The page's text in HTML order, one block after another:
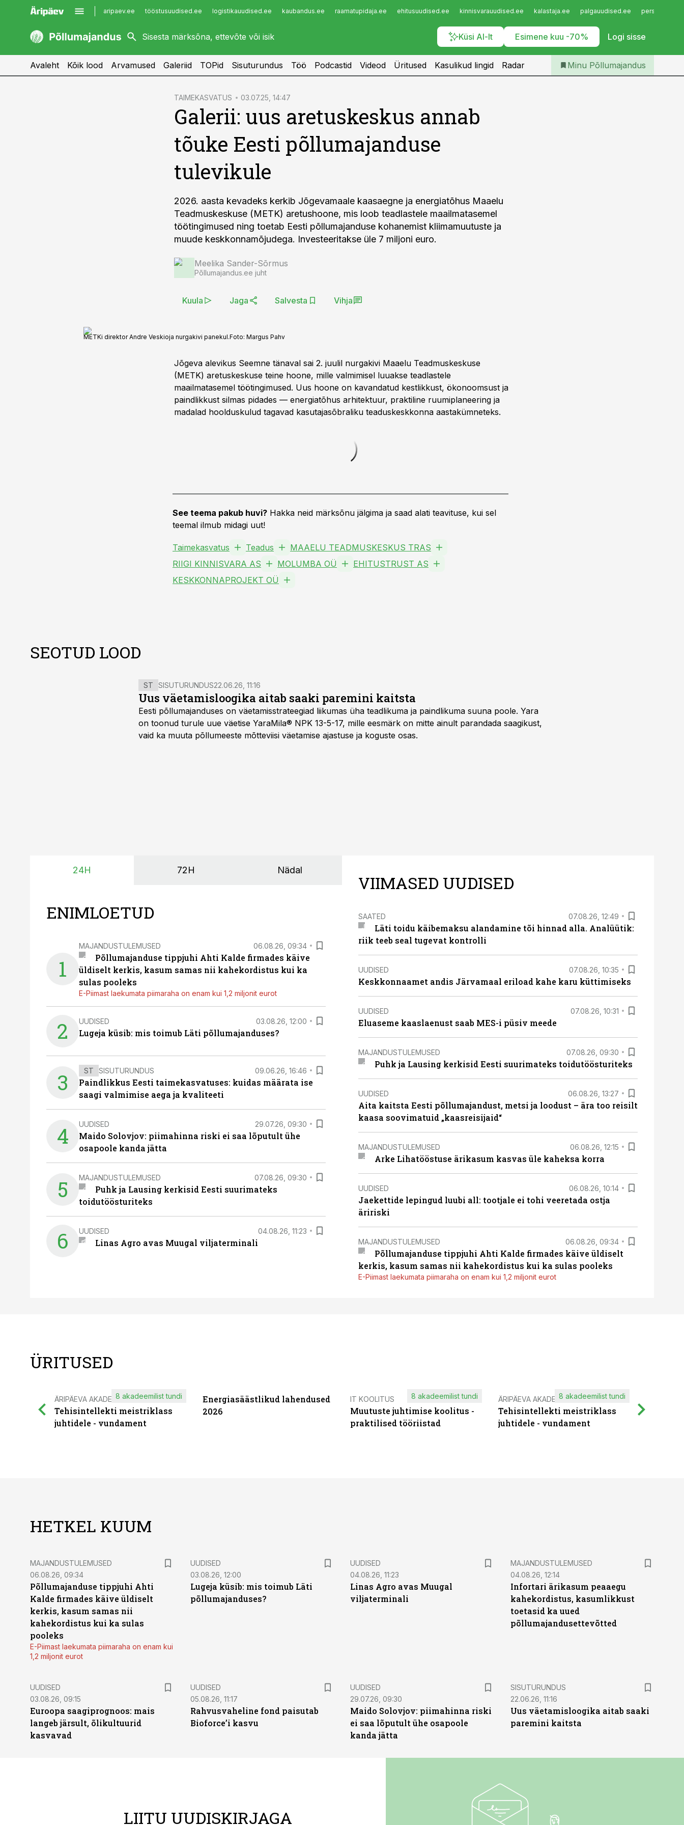
aripaev.ee tööstusuudised.ee logistikauudised.ee kaubandus.ee raamatupidaja.ee ehitusuudised.ee kinnisvarauudised.ee kalastaja.ee palgauudised.ee
Küsi AI-lt Esimene kuu -70% Logi sisse
kaubandus.ee
kinnisvarauudised.ee
imelineajalugu.ee
Infopank
Iseteenindus
Telli Põllumajandus
Avaleht Kõik lood Arvamused Galeriid TOPid Sisuturundus Töö Podcastid Videod Üritused Kasulikud lingid Radar Minu Põllumajandus
TAIMEKASVATUS 03.07.25, 14:47
Galerii: uus aretuskeskus annab
tõuke Eesti põllumajanduse
tulevikule
2026. aasta kevadeks kerkib Jõgevamaale kaasaegne ja energiatõhus Maaelu
Teadmuskeskuse (METK) aretushoone, mis loob teadlastele maailmatasemel
töötingimused ning toetab Eesti põllumajanduse kohanemist kliimamuutuste ja
muude keskkonnamõjudega. Investeeritakse üle 7 miljoni euro.
Meelika Sander-Sõrmus
Põllumajandus.ee juht
Kuula Jaga Salvesta Vihja
METKi direktor Andre Veskioja nurgakivi panekul.Foto: Margus Pahv
Jõgeva alevikus Seemne tänaval sai 2. juulil nurgakivi Maaelu Teadmuskeskuse
(METK) aretuskeskuse teine hoone, mille valmimisel luuakse teadlastele
maailmatasemel töötingimused. Uus hoone on kavandatud kestlikkust, ökonoomsust ja
paindlikkust silmas pidades — energiatõhus arhitektuur, praktiline ruumiplaneering ja
madalad hoolduskulud tagavad kasutajasõbraliku teaduskeskkonna aastakümneteks.
See teema pakub huvi? Hakka neid märksõnu jälgima ja saad alati teavituse, kui sel
teemal ilmub midagi uut!
Taimekasvatus Teadus
MAAELU TEADMUSKESKUS TRAS
RIIGI KINNISVARA AS
MOLUMBA OÜ
EHITUSTRUST AS
KESKKONNAPROJEKT OÜ
SEOTUD LOOD
ST SISUTURUNDUS22.06.26, 11:16
Uus väetamisloogika aitab saaki paremini kaitsta
Eesti põllumajanduses on väetamisstrateegiad liikumas üha teadlikuma ja paindlikuma suuna poole. Yara
on toonud turule uue väetise YaraMila® NPK 13-5-17, mille eesmärk on mitte ainult parandada saagikust,
vaid ka muuta põllumeeste mõtteviisi väetamise ajastuse ja koguste osas.
24H 72H Nädal
ENIMLOETUD
1
MAJANDUSTULEMUSED 06.08.26, 09:34
Põllumajanduse tippjuhi Ahti Kalde firmades käive
üldiselt kerkis, kasum samas nii kahekordistus kui ka
sulas pooleks
E-Piimast laekumata piimaraha on enam kui 1,2 miljonit eurot
2 UUDISED 03.08.26, 12:00
Lugeja küsib: mis toimub Läti põllumajanduses?
3 ST SISUTURUNDUS 09.06.26, 16:46
Paindlikkus Eesti taimekasvatuses: kuidas määrata ise
saagi valmimise aega ja kvaliteeti
4 UUDISED 29.07.26, 09:30
Maido Solovjov: piimahinna riski ei saa lõputult ühe
osapoole kanda jätta
5 MAJANDUSTULEMUSED 07.08.26, 09:30
Puhk ja Lausing kerkisid Eesti suurimateks
toidutöösturiteks
6 UUDISED 04.08.26, 11:23
Linas Agro avas Muugal viljaterminali
VIIMASED UUDISED
SAATED 07.08.26, 12:49
Läti toidu käibemaksu alandamine tõi hinnad alla. Analüütik:
riik teeb seal tugevat kontrolli
UUDISED 07.08.26, 10:35
Keskkonnaamet andis Järvamaal eriload kahe karu küttimiseks
UUDISED 07.08.26, 10:31
Eluaseme kaaslaenust saab MES-i püsiv meede
MAJANDUSTULEMUSED 07.08.26, 09:30
Puhk ja Lausing kerkisid Eesti suurimateks toidutöösturiteks
UUDISED 06.08.26, 13:27
Aita kaitsta Eesti põllumajandust, metsi ja loodust – ära too reisilt
kaasa soovimatuid „kaasreisijaid“
MAJANDUSTULEMUSED 06.08.26, 12:15
Arke Lihatööstuse ärikasum kasvas üle kaheksa korra
UUDISED 06.08.26, 10:14
Jaekettide lepingud luubi all: tootjale ei tohi veeretada ostja
äririski
MAJANDUSTULEMUSED 06.08.26, 09:34
Põllumajanduse tippjuhi Ahti Kalde firmades käive üldiselt
kerkis, kasum samas nii kahekordistus kui ka sulas pooleks
E-Piimast laekumata piimaraha on enam kui 1,2 miljonit eurot
ÜRITUSED
ÄRIPÄEVA AKADEEMIA
Tehisintellekti meistriklass
juhtidele - vundament
8 akadeemilist tundi
Energiasäästlikud lahendused
2026
IT KOOLITUS
Muutuste juhtimise koolitus -
praktilised tööriistad
8 akadeemilist tundi ÄRIPÄEVA AKADEEMIA
Tehisintellekti meistriklass
juhtidele - vundament
8 akadeemilist tundi
HETKEL KUUM
MAJANDUSTULEMUSED
06.08.26, 09:34
Põllumajanduse tippjuhi Ahti
Kalde firmades käive üldiselt
kerkis, kasum samas nii
kahekordistus kui ka sulas
pooleks
E-Piimast laekumata piimaraha on enam kui
1,2 miljonit eurot
UUDISED
03.08.26, 12:00
Lugeja küsib: mis toimub Läti
põllumajanduses?
UUDISED
04.08.26, 11:23
Linas Agro avas Muugal
viljaterminali
MAJANDUSTULEMUSED
04.08.26, 12:14
Infortari ärikasum peaaegu
kahekordistus, kasumlikkust
toetasid ka uued
põllumajandusettevõtted
UUDISED
03.08.26, 09:15
Euroopa saagiprognoos: mais
langeb järsult, õlikultuurid
kasvavad
UUDISED
05.08.26, 11:17
Rahvusvaheline fond paisutab
Bioforce’i kasvu
UUDISED
29.07.26, 09:30
Maido Solovjov: piimahinna riski
ei saa lõputult ühe osapoole
kanda jätta
ST
SISUTURUNDUS
22.06.26, 11:16
Uus väetamisloogika aitab saaki
paremini kaitsta
LIITU UUDISKIRJAGA